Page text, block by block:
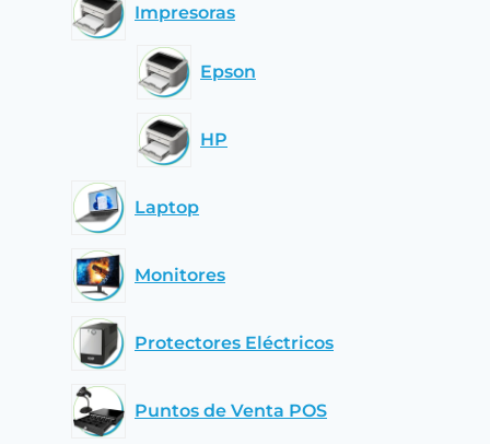
Impresoras
Epson
HP
Laptop
Monitores
Protectores Eléctricos
Puntos de Venta POS